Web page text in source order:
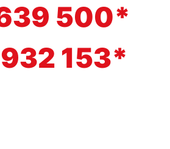
500*
153*